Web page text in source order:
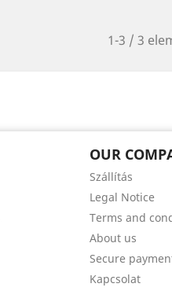
1-3 / 3
OUR
Szállítás
Legal Notice
Terms and
About us
Secure
Kapcsolat